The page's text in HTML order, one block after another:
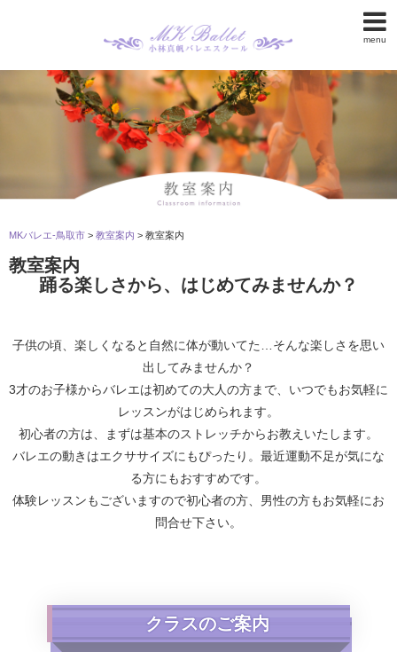
menu
MKバレエ-鳥取市 > 教室案内 > 教室案内
教室案内
踊る楽しさから、はじめてみませんか？
子供の頃、楽しくなると自然に体が動いてた…そんな楽しさを思い
出してみませんか？
3才のお子様からバレエは初めての大人の方まで、いつでもお気軽に
レッスンがはじめられます。
初心者の方は、まずは基本のストレッチからお教えいたします。
バレエの動きはエクササイズにもぴったり。最近運動不足が気にな
る方にもおすすめです。
体験レッスンもございますので初心者の方、男性の方もお気軽にお
問合せ下さい。
クラスのご案内